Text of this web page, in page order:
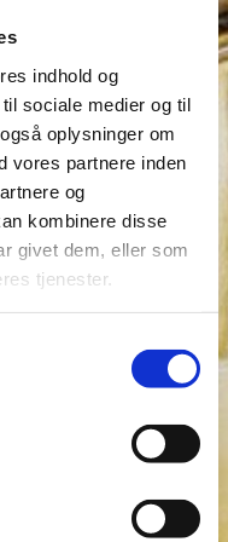
indhold og
sociale medier og til
oplysninger om
vores partnere inden
og
kombinere disse
givet dem, eller som
tjenester.
om vores
protestere mod
150 kr. én